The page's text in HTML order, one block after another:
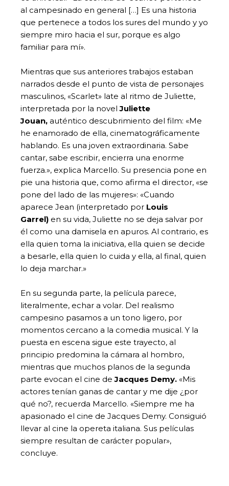
al campesinado en general […] Es una historia
que pertenece a todos los sures del mundo y yo
siempre miro hacia el sur, porque es algo
familiar para mí».
Mientras que sus anteriores trabajos estaban
narrados desde el punto de vista de personajes
masculinos, «Scarlet» late al ritmo de Juliette,
interpretada por la novelJuliette
Jouan, auténtico descubrimiento del film: «Me
he enamorado de ella, cinematográficamente
hablando. Es una joven extraordinaria. Sabe
cantar, sabe escribir, encierra una enorme
fuerza.», explica Marcello. Su presencia pone en
pie una historia que, como afirma el director, «se
pone del lado de las mujeres»: «Cuando
aparece Jean (interpretado por Louis
Garrel) en su vida, Juliette no se deja salvar por
él como una damisela en apuros. Al contrario, es
ella quien toma la iniciativa, ella quien se decide
a besarle, ella quien lo cuida y ella, al final, quien
lo deja marchar.»
En su segunda parte, la película parece,
literalmente, echar a volar. Del realismo
campesino pasamos a un tono ligero, por
momentos cercano a la comedia musical. Y la
puesta en escena sigue este trayecto, al
principio predomina la cámara al hombro,
mientras que muchos planos de la segunda
parte evocan el cine deJacques Demy. «Mis
actores tenían ganas de cantar y me dije ¿por
qué no?, recuerda Marcello. «Siempre me ha
apasionado el cine de Jacques Demy. Consiguió
llevar al cine la opereta italiana. Sus películas
siempre resultan de carácter popular»,
concluye.